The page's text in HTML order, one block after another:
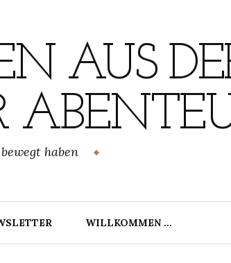
AUS
haben
WILLKOMMEN …